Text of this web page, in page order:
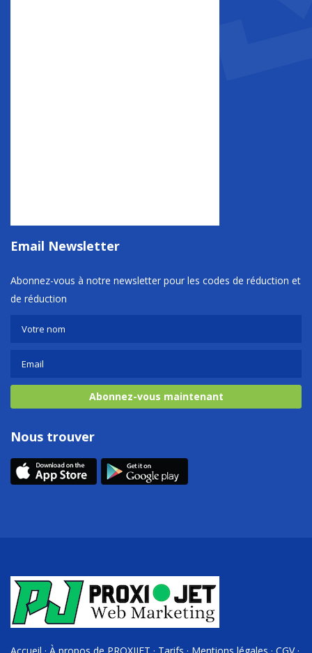
Email Newsletter
Abonnez-vous à notre newsletter pour les codes de réduction et
de réduction
Abonnez-vous maintenant
Nous trouver